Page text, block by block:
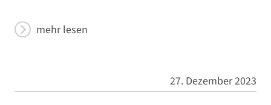
mehr lesen
27. Dezember 2023